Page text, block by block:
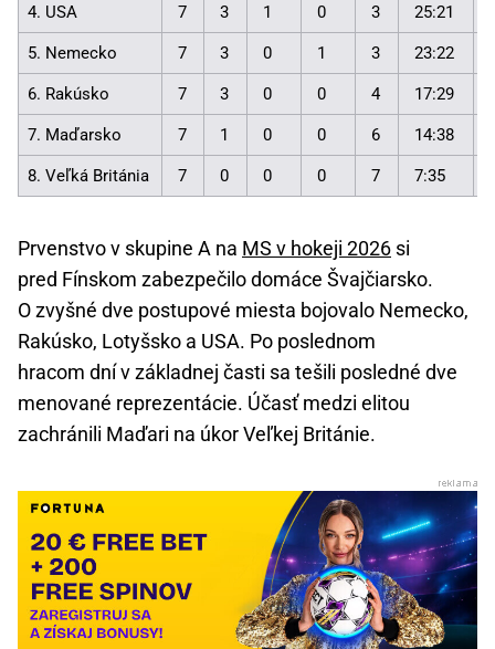
4. USA 7 3 1 0 3 25:21
5. Nemecko 7 3 0 1 3 23:22
6. Rakúsko 7 3 0 0 4 17:29
7. Maďarsko 7 1 0 0 6 14:38
8. Veľká Británia 7 0 0 0 7 7:35
Prvenstvo v skupine A na MS v hokeji 2026 si
pred Fínskom zabezpečilo domáce Švajčiarsko.
O zvyšné dve postupové miesta bojovalo Nemecko,
Rakúsko, Lotyšsko a USA. Po poslednom
hracom dní v základnej časti sa tešili posledné dve
menované reprezentácie. Účasť medzi elitou
zachránili Maďari na úkor Veľkej Británie.